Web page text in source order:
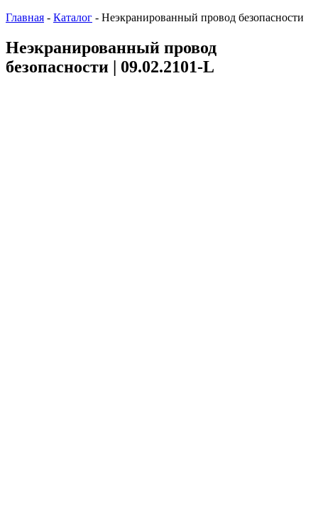
Главная - Каталог - Неэкранированный провод безопасности
Неэкранированный провод
безопасности | 09.02.2101-L